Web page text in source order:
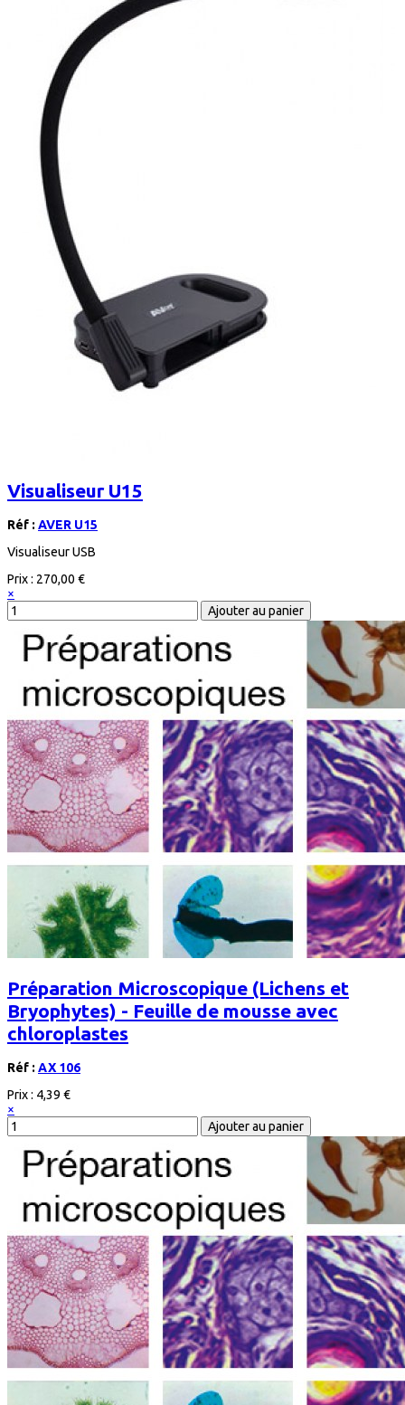
Visualiseur U15
Réf : AVER U15
Visualiseur USB
Prix : 270,00 €
×
Préparation Microscopique (Lichens et
Bryophytes) - Feuille de mousse avec
chloroplastes
Réf : AX 106
Prix : 4,39 €
×